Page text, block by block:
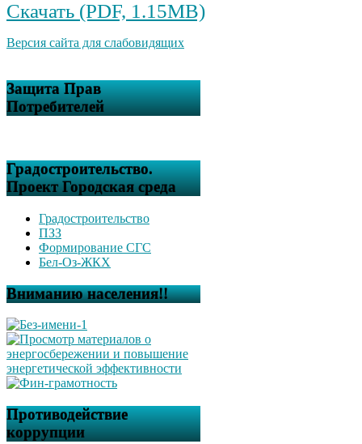
Скачать (PDF, 1.15MB)
Версия сайта для слабовидящих
Защита Прав
Потребителей
Градостроительство.
Проект Городская среда
Градостроительство
ПЗЗ
Формирование СГС
Бел-Оз-ЖКХ
Вниманию населения!!
Противодействие
коррупции